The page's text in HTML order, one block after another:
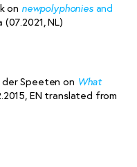
on newpolyphoniesand
NL)
der Speeten on What
EN translated from